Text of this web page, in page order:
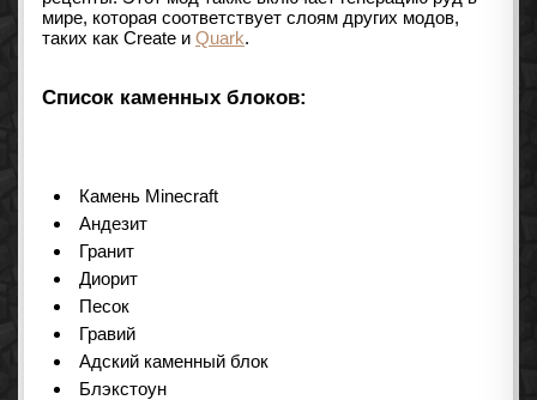
мире, которая соответствует слоям других модов,
таких как Create и Quark.
Список каменных блоков:
Камень Minecraft
Андезит
Гранит
Диорит
Песок
Гравий
Адский каменный блок
Блэкстоун